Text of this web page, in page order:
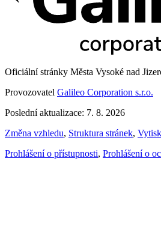
Oficiální stránky Města Vysoké nad
Provozovatel Galileo Corporation s.r.o.
Poslední aktualizace: 7. 8. 2026
Změna vzhledu, Struktura stránek,
Prohlášení o přístupnosti, Prohlášení o